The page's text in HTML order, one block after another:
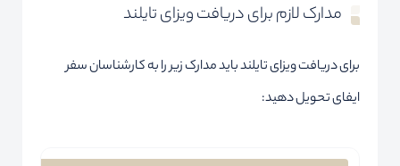
مدارک لازم برای دریافت ویزای تایلند
برای دریافت ویزای تایلند باید مدارک زیر را به کارشناسان سفر
ایفای تحویل دهید: